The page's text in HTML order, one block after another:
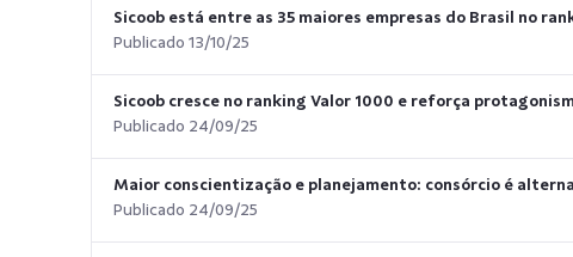
Sicoob está entre as 35 maiores empresas do Brasil no
Publicado 13/10/25
Sicoob cresce no ranking Valor 1000 e reforça
Publicado 24/09/25
Maior conscientização e planejamento: consórcio é
Publicado 24/09/25